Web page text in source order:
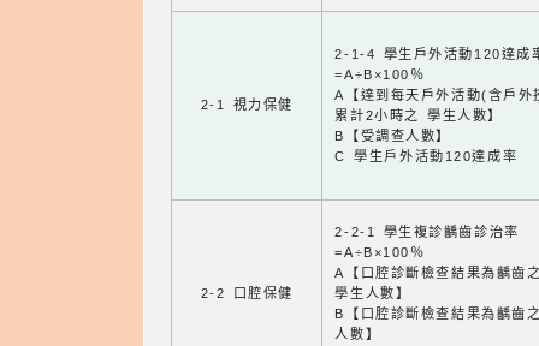
2-1 視力保健
2-1-4 學生戶外活動120達成
=A÷B×100％
A【達到每天戶外活動(含戶外
累計2小時之 學生人數】
B【受調查人數】
C 學生戶外活動120達成率
2-2 口腔保健
2-2-1 學生複診齲齒診治率
=A÷B×100％
A【口腔診斷檢查結果為齲齒
學生人數】
B【口腔診斷檢查結果為齲齒
人數】